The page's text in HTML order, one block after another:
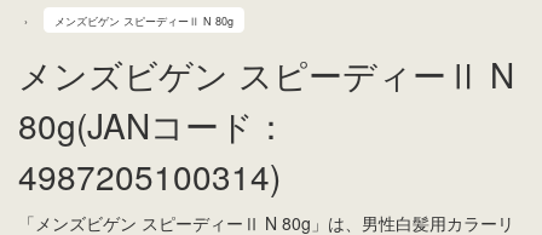
メンズビゲン スピーディーⅡ N 80g
メンズビゲン スピーディーⅡ N
80g(JANコード：
4987205100314)
「メンズビゲン スピーディーⅡ N 80g」は、男性白髪用カラーリ